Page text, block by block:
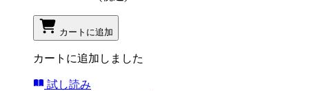
カートに追加
カートに追加しました
試し読み